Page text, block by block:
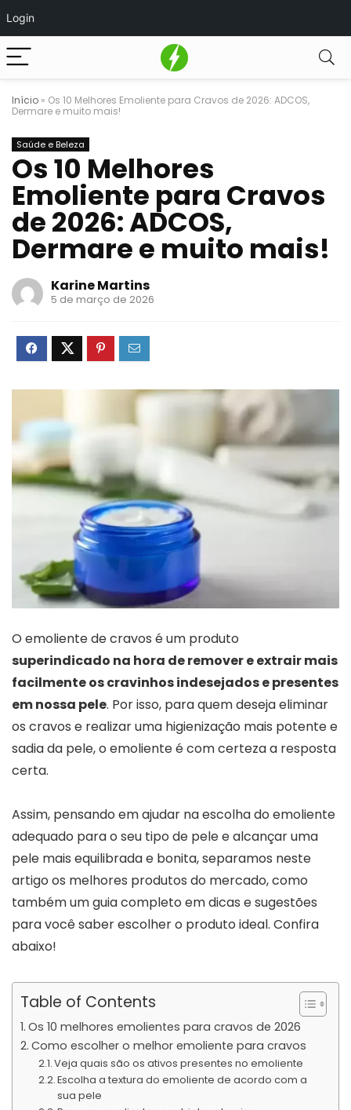
Login
Início » Os 10 Melhores Emoliente para Cravos de 2026: ADCOS,
Dermare e muito mais!
Saúde e Beleza
Os 10 Melhores
Emoliente para Cravos
de 2026: ADCOS,
Dermare e muito mais!
Karine Martins
5 de março de 2026
O emoliente de cravos é um produto
superindicado na hora de remover e extrair mais
facilmente os cravinhos indesejados e presentes
em nossa pele. Por isso, para quem deseja eliminar
os cravos e realizar uma higienização mais potente e
sadia da pele, o emoliente é com certeza a resposta
certa.
Assim, pensando em ajudar na escolha do emoliente
adequado para o seu tipo de pele e alcançar uma
pele mais equilibrada e bonita, separamos neste
artigo os melhores produtos do mercado, como
também um guia completo em dicas e sugestões
para você saber escolher o produto ideal. Confira
abaixo!
Table of Contents
Os 10 melhores emolientes para cravos de 2026
Como escolher o melhor emoliente para cravos
Veja quais são os ativos presentes no emoliente
Escolha a textura do emoliente de acordo com a
sua pele